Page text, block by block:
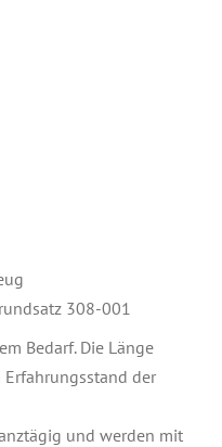
308-001
Bedarf. Die Länge
der
und werden mit